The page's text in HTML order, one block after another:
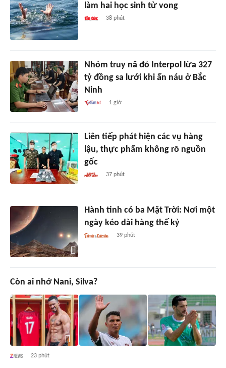
làm hai học sinh tử vong
38 phút
Nhóm truy nã đỏ Interpol lừa 327
tỷ đồng sa lưới khi ẩn náu ở Bắc
Ninh
1 giờ
Liên tiếp phát hiện các vụ hàng
lậu, thực phẩm không rõ nguồn
gốc
37 phút
Hành tinh có ba Mặt Trời: Nơi một
ngày kéo dài hàng thế kỷ
39 phút
Còn ai nhớ Nani, Silva?
23 phút